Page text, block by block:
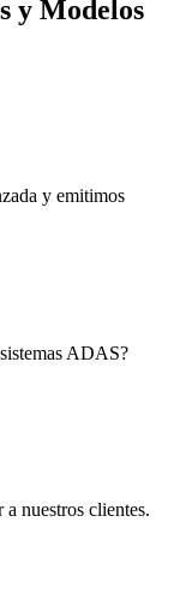
y Modelos
y emitimos
ADAS?
nuestros clientes.